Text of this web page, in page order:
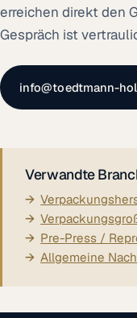
erreichen direkt den
Gespräch ist
info@toedtmann-
Verwandte
Pre-Press /
Allgemeine